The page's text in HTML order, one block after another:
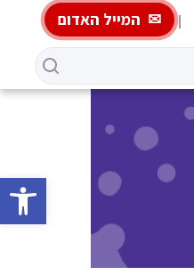
פתח
המייל האדום